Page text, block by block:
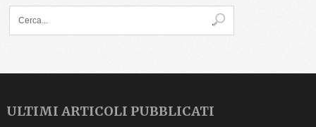
ULTIMI ARTICOLI PUBBLICATI